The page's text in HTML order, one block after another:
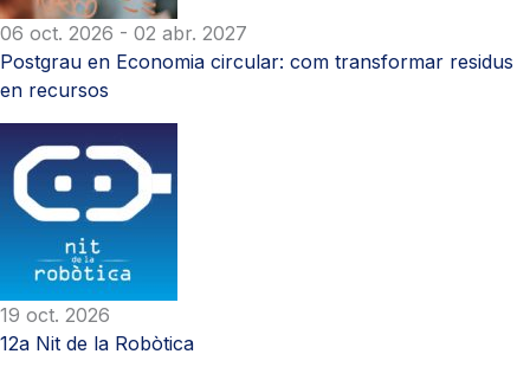
06 oct. 2026 - 02 abr. 2027
Postgrau en Economia circular: com transformar residus
en recursos
19 oct. 2026
12a Nit de la Robòtica